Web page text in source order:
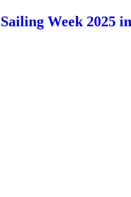
Week 2025 in